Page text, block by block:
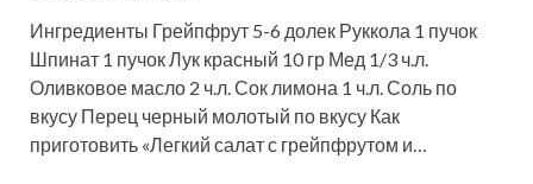
Ингредиенты Грейпфрут 5-6 долек Руккола 1 пучок
Шпинат 1 пучок Лук красный 10 гр Мед 1/3 ч.л.
Оливковое масло 2 ч.л. Сок лимона 1 ч.л. Соль по
вкусу Перец черный молотый по вкусу Как
приготовить «Легкий салат с грейпфрутом и…